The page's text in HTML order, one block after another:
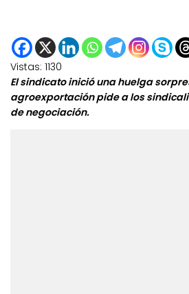
Vistas: 1130
El sindicato inició una huelga
agroexportación pide a los
de negociación.